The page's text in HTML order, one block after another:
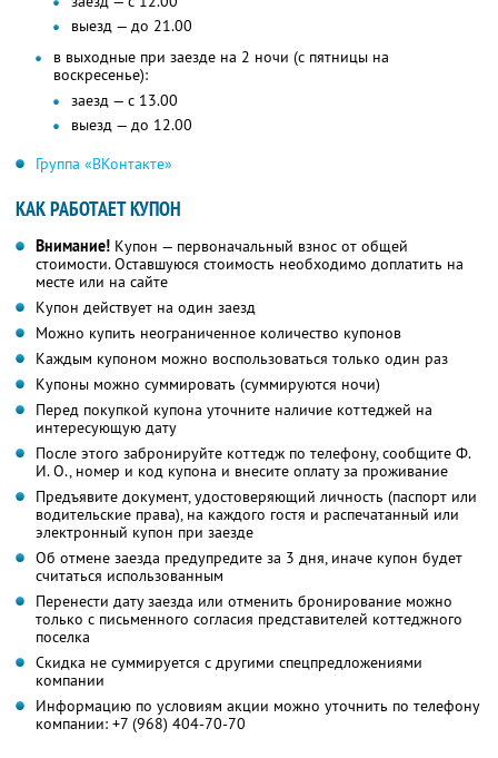
выезд — до 21.00
в выходные при заезде на 2 ночи (с пятницы на
воскресенье):
заезд — с 13.00
выезд — до 12.00
Группа «ВКонтакте»
КАК РАБОТАЕТ КУПОН
Внимание! Купон — первоначальный взнос от общей
стоимости. Оставшуюся стоимость необходимо доплатить на
месте или на сайте
Купон действует на один заезд
Можно купить неограниченное количество купонов
Каждым купоном можно воспользоваться только один раз
Купоны можно суммировать (суммируются ночи)
Перед покупкой купона уточните наличие коттеджей на
интересующую дату
После этого забронируйте коттедж по телефону, сообщите Ф.
И. О., номер и код купона и внесите оплату за проживание
Предъявите документ, удостоверяющий личность (паспорт или
водительские права), на каждого гостя и распечатанный или
электронный купон при заезде
Об отмене заезда предупредите за 3 дня, иначе купон будет
считаться использованным
Перенести дату заезда или отменить бронирование можно
только с письменного согласия представителей коттеджного
поселка
Скидка не суммируется с другими спецпредложениями
компании
Информацию по условиям акции можно уточнить по телефону
компании: +7 (968) 404-70-70